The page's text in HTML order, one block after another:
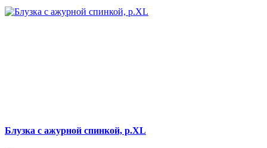
Блузка с ажурной спинкой, р.XL